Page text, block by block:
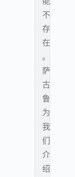
不
存
在
。
萨
古
鲁
为
我
们
介
绍